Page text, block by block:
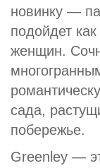
новинку —
подойдет
женщин.
сада,
побережье.
Greenley —